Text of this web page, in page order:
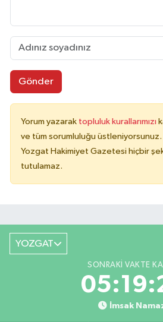
Gönder
Yorum yazarak topluluk kurallarımızı
ve tüm sorumluluğu üstleniyorsunuz.
Yozgat Hakimiyet Gazetesi hiçbir
tutulamaz.
YOZGAT
SONRAKI VAKTE
İmsak